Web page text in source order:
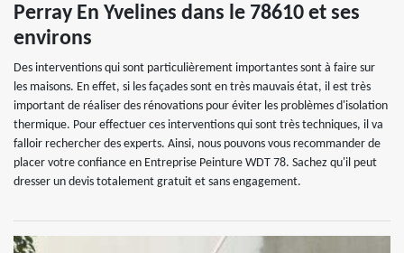
Perray En Yvelines dans le 78610 et ses
environs
Des interventions qui sont particulièrement importantes sont à faire sur
les maisons. En effet, si les façades sont en très mauvais état, il est très
important de réaliser des rénovations pour éviter les problèmes d'isolation
thermique. Pour effectuer ces interventions qui sont très techniques, il va
falloir rechercher des experts. Ainsi, nous pouvons vous recommander de
placer votre confiance en Entreprise Peinture WDT 78. Sachez qu'il peut
dresser un devis totalement gratuit et sans engagement.